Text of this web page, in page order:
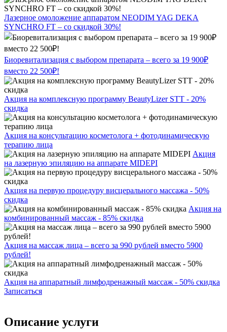
Лазерное омоложение аппаратом NEODIM YAG DEKA
SYNCHRO FT – со скидкой 30%!
Биоревитализация с выбором препарата – всего за 19 900₽
вместо 22 500₽!
Акция на комплексную программу BeautyLizer STT - 20%
скидка
Акция на консультацию косметолога + фотодинамическую
терапию лица
Акция
на лазерную эпиляцию на аппарате MIDEPI
Акция на первую процедуру висцерального массажа - 50%
скидка
Акция на
комбинированный массаж - 85% скидка
Акция на массаж лица – всего за 990 рублей вместо 5900
рублей!
Акция на аппаратный лимфодренажный массаж - 50% скидка
Записаться
Описание услуги